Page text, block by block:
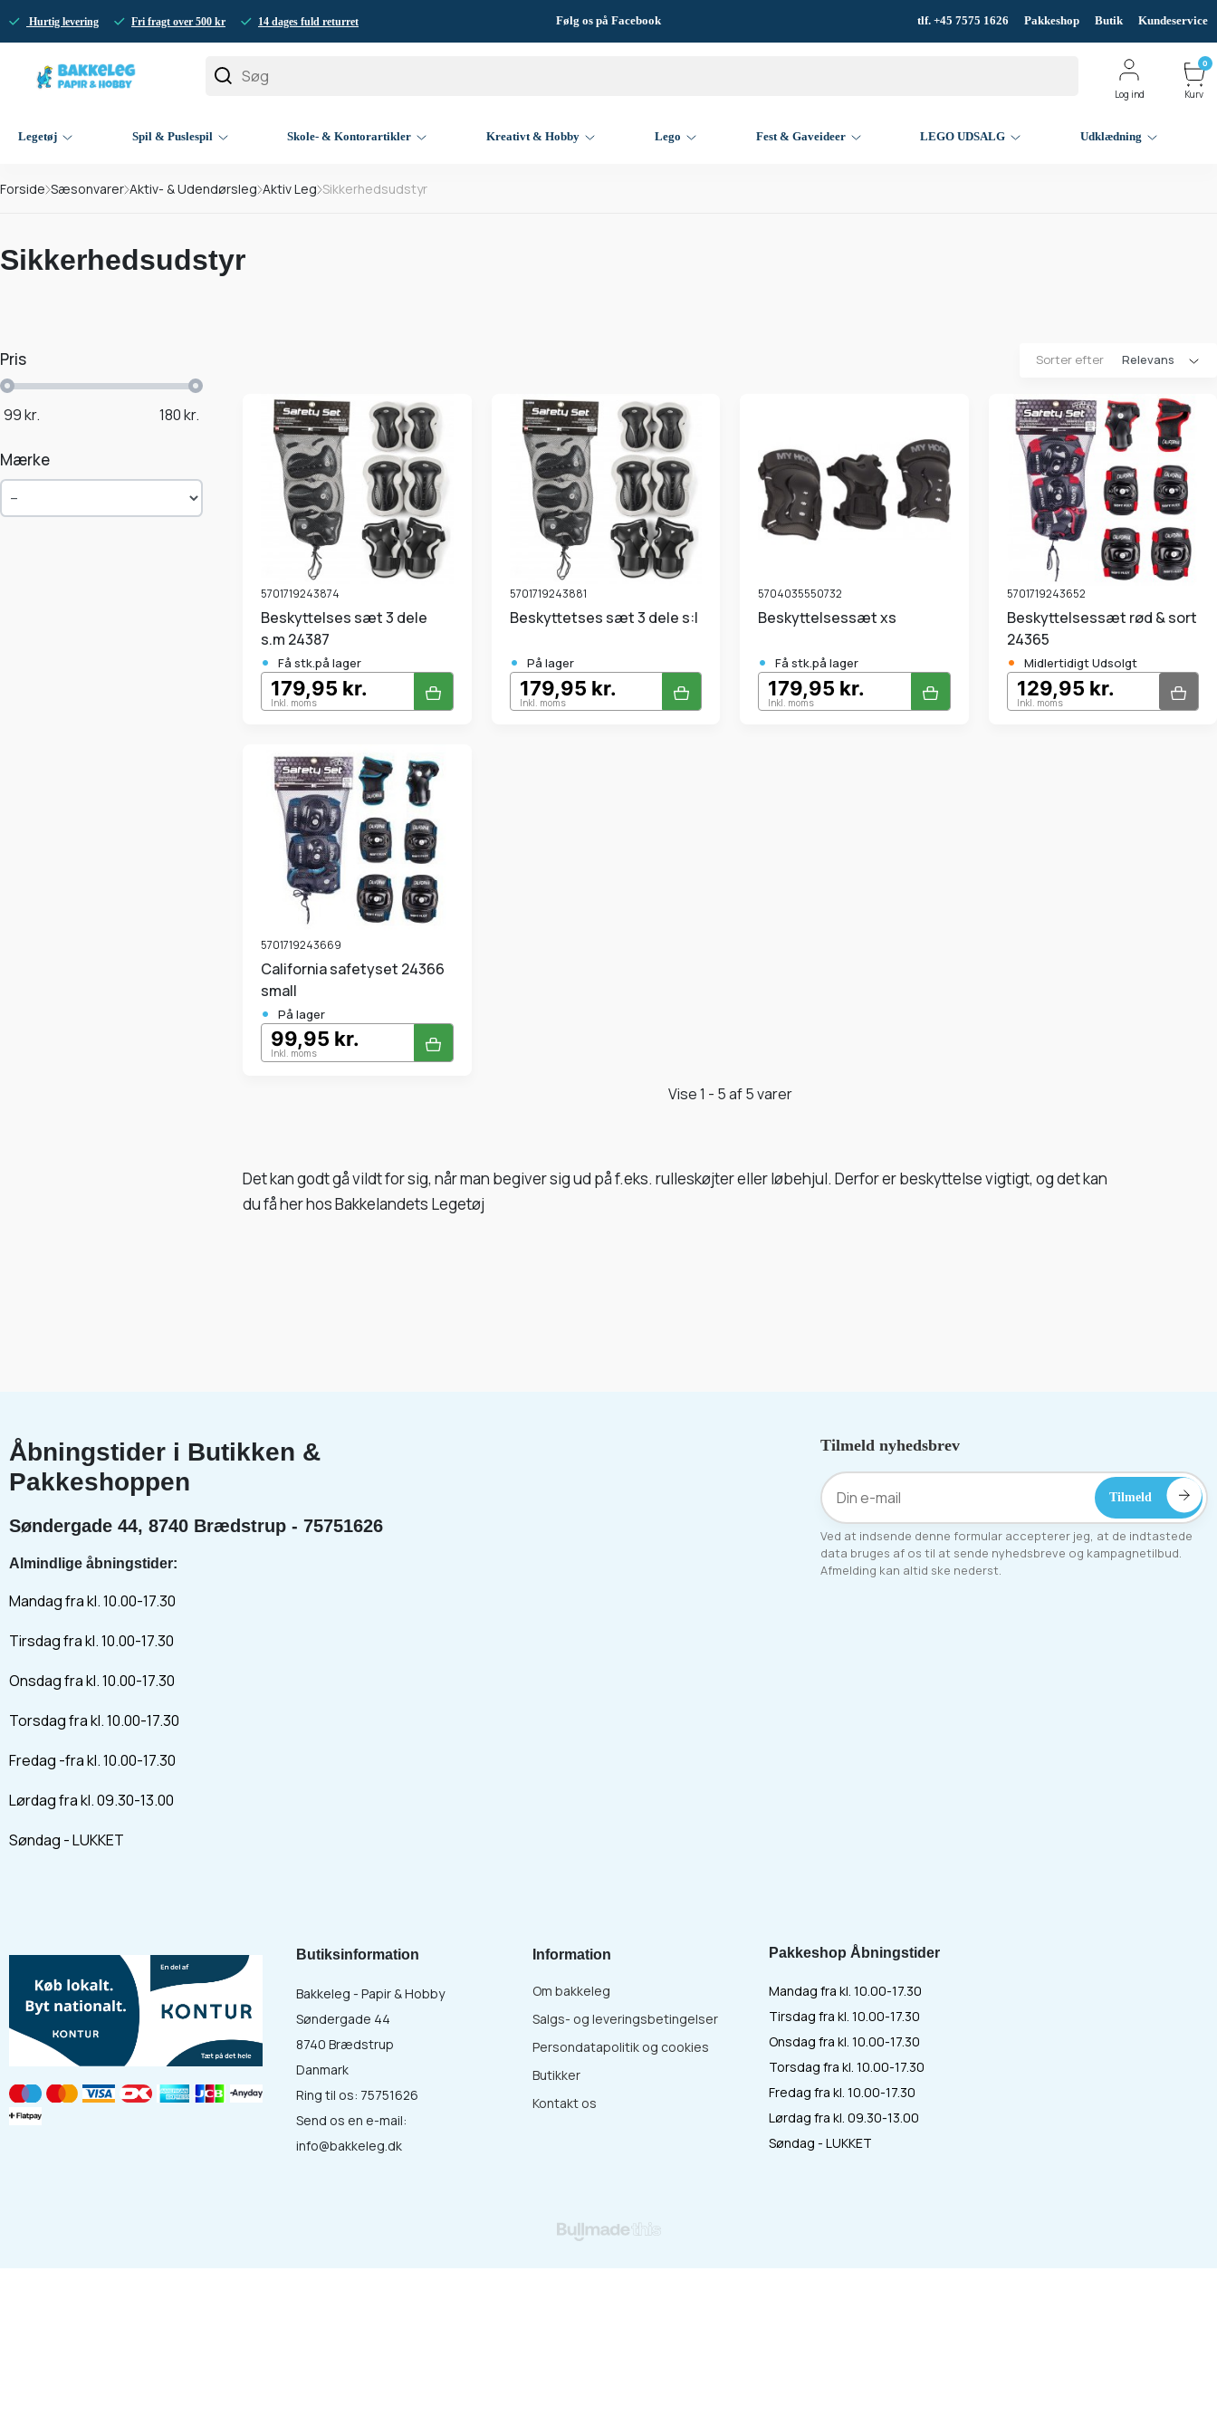
Hurtig levering Fri fragt over 500 kr 14 dages fuld returret Følg os på Facebook tlf. +45 7575 1626 Pakkeshop Butik Kundeservice
Log ind
0
Kurv
Legetøj Spil & Puslespil Skole- & Kontorartikler Kreativt & Hobby Lego Fest & Gaveideer LEGO UDSALG Udklædning
Forside Sæsonvarer Aktiv- & Udendørsleg Aktiv Leg Sikkerhedsudstyr
Sikkerhedsudstyr
Pris
99kr. 180kr.
Mærke
Sorter efter
5701719243874
Beskyttelses sæt 3 dele
s.m 24387
• Få stk.på lager
179,95 kr.
Inkl. moms
5701719243881
Beskyttetses sæt 3 dele s:l
• På lager
179,95 kr.
Inkl. moms
5704035550732
Beskyttelsessæt xs
• Få stk.på lager
179,95 kr.
Inkl. moms
5701719243652
Beskyttelsessæt rød & sort
24365
• Midlertidigt Udsolgt
129,95 kr.
Inkl. moms
5701719243669
California safetyset 24366
small
• På lager
99,95 kr.
Inkl. moms
Vise 1 - 5 af 5 varer
Det kan godt gå vildt for sig, når man begiver sig ud på f.eks. rulleskøjter eller løbehjul. Derfor er beskyttelse vigtigt, og det kan
du få her hos Bakkelandets Legetøj
Åbningstider i Butikken &
Pakkeshoppen
Søndergade 44, 8740 Brædstrup - 75751626
Almindlige åbningstider:
Mandag fra kl. 10.00-17.30
Tirsdag fra kl. 10.00-17.30
Onsdag fra kl. 10.00-17.30
Torsdag fra kl. 10.00-17.30
Fredag -fra kl. 10.00-17.30
Lørdag fra kl. 09.30-13.00
Søndag - LUKKET
Tilmeld nyhedsbrev
Ved at indsende denne formular accepterer jeg, at de indtastede
data bruges af os til at sende nyhedsbreve og kampagnetilbud.
Afmelding kan altid ske nederst.
Pakkeshop Åbningstider
Mandag fra kl. 10.00-17.30
Tirsdag fra kl. 10.00-17.30
Onsdag fra kl. 10.00-17.30
Torsdag fra kl. 10.00-17.30
Fredag fra kl. 10.00-17.30
Lørdag fra kl. 09.30-13.00
Søndag - LUKKET
Butiksinformation
Bakkeleg - Papir & Hobby
Søndergade 44
8740 Brædstrup
Danmark
Ring til os: 75751626
Send os en e-mail:
info@bakkeleg.dk
Information
Om bakkeleg
Salgs- og leveringsbetingelser
Persondatapolitik og cookies
Butikker
Kontakt os